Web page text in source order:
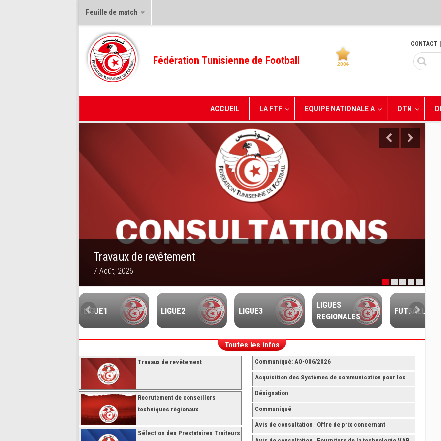
Feuille de match
Fédération Tunisienne de Football
CONTACT
ACCUEIL LA FTF EQUIPE NATIONALE A DTN
Travaux de revêtement
7 Août, 2026
1 2 3 4 5
LIGUE1 LIGUE2 LIGUE3
LIGUES
REGIONALES
FUTSALL
Toutes les infos
Travaux de revêtement
Recrutement de conseillers
techniques régionaux
Sélection des Prestataires Traiteurs
Communiqué: AO-006/2026
Acquisition des Systèmes de communication pour les
Arbitres Elite
Désignation
Communiqué
Avis de consultation : Offre de prix concernant
fourniture avec montage et finition de RAYONNAGES